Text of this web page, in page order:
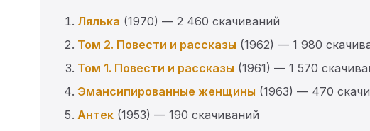
Лялька (1970) — 2 460 скачиваний
Том 2. Повести и рассказы (1962) — 1 980
Том 1. Повести и рассказы (1961) — 1 570
Эмансипированные женщины (1963) — 470
Антек (1953) — 190 скачиваний